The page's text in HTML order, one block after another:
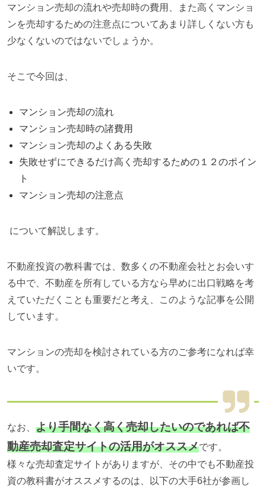
マンション売却の流れや売却時の費用、また高くマンショ
ンを売却するための注意点についてあまり詳しくない方も
少なくないのではないでしょうか。
そこで今回は、
マンション売却の流れ
マンション売却時の諸費用
マンション売却のよくある失敗
失敗せずにできるだけ高く売却するための１２のポイン
ト
マンション売却の注意点
について解説します。
不動産投資の教科書では、数多くの不動産会社とお会いす
る中で、不動産を所有している方なら早めに出口戦略を考
えていただくことも重要だと考え、このような記事を公開
しています。
マンションの売却を検討されている方のご参考になれば幸
いです。
なお、 より手間なく高く売却したいのであれば不
動産売却査定サイトの活用がオススメです。
様々な売却査定サイトがありますが、その中でも不動産投
資の教科書がオススメするのは、以下の大手6社が参画し